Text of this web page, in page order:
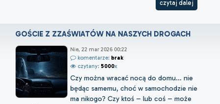
czytaj dalej
GOŚCIE Z ZZAŚWIATÓW NA NASZYCH DROGACH
Nie, 22 mar 2026 00:22
komentarze: brak
czytany: 5000x
Czy można wracać nocą do domu… nie
będąc samemu, choć w samochodzie nie
ma nikogo? Czy ktoś – lub coś – może